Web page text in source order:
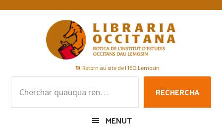
Skip
Skip
Skip
Retorn au site de l'IEO Lemosin
RECHERCHA
MENUT